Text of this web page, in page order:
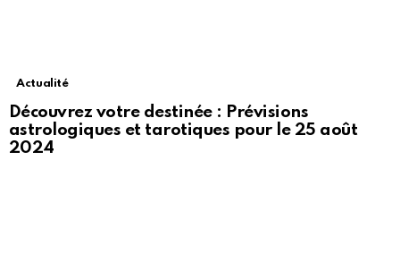
Actualité
Découvrez votre destinée : Prévisions
astrologiques et tarotiques pour le 25 août
2024